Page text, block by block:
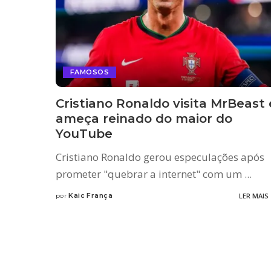
FAMOSOS
Cristiano Ronaldo visita MrBeast
ameça reinado do maior do
YouTube
Cristiano Ronaldo gerou especulações após
prometer "quebrar a internet" com um ...
Posted
por Kaic França LER MAIS